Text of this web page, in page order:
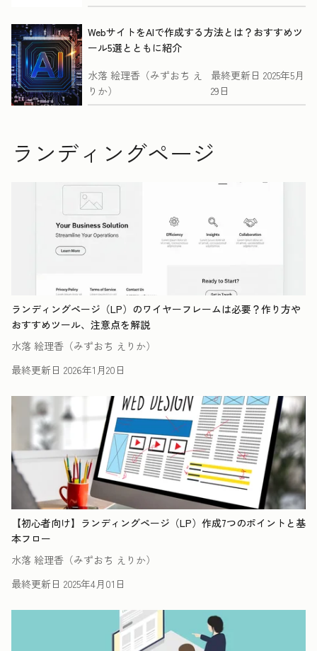
WebサイトをAIで作成する方法とは？おすすめツ
ール5選とともに紹介
水落 絵理香（みずおち え
りか）
最終更新日 2025年5月
29日
ランディングページ
ランディングページ（LP）のワイヤーフレームは必要？作り方や
おすすめツール、注意点を解説
水落 絵理香（みずおち えりか）
最終更新日 2026年1月20日
【初心者向け】ランディングページ（LP）作成7つのポイントと基
本フロー
水落 絵理香（みずおち えりか）
最終更新日 2025年4月01日